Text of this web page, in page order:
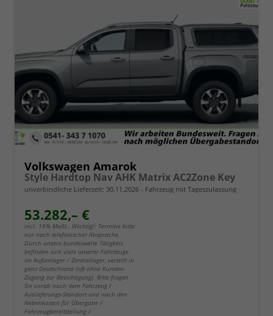
Volkswagen Amarok
Style Hardtop Nav AHK Matrix AC2Zone Key
unverbindliche Lieferzeit: 30.11.2026 Fahrzeug mit Tageszulassung
53.282,– €
incl. 19% MwSt.. Wichtig!: Termine bitte
nur nach telefonischer Absprache.
Durch unsere bundesweite Tätigkeit,
befinden sich viele unserer Fahrzeuge
im Außenlager / Zentrallager, verteilt in
ganz Deutschland (oft ohne Kunden-
Zugang zur Besichtigung). Bitte fragen
Sie vorab nach dem Fahrzeug /
Auslieferungs-Standort und nach den
Nebenkosten für Übergabe /
Fahrzeugbereitstellung /